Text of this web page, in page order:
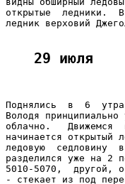
открытые  ледники.
ледник верховий
29 июля
Поднялись  в  6
Володя
облачно.   Движемся
начинается
ледовую  седловину
разделился уже на 2
5010-5070,  другой,
- стекает из под